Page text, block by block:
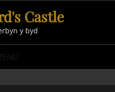
Castle
y byd